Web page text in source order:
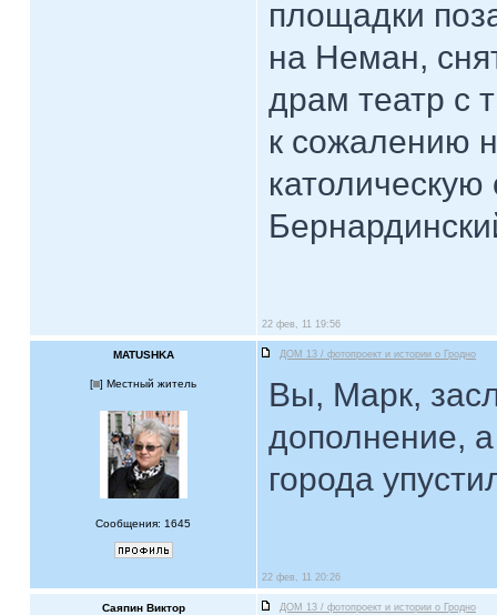
площадки
на Неман,
драм театр с
к сожалению
22 фев, 11 19:56
MATUSHKA ДОМ 13 / фотопроект и истории о Гродно
[ ] Местный житель
Сообщения: 1645
Вы, Марк,
дополнение,
города
22 фев, 11 20:26
Саяпин Виктор ДОМ 13 / фотопроект и истории о Гродно